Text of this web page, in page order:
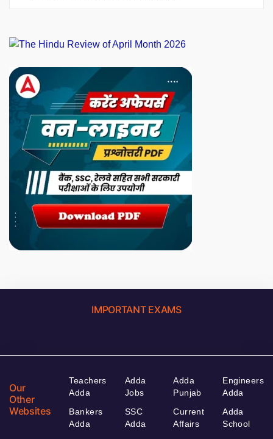
IMPORTANT EXAMS
Our
Other
Websites
Teachers
Adda
Bankers
Adda
Adda
Jobs
SSC
Adda
Adda
Punjab
Current
Affairs
Engineers
Adda
Adda
School